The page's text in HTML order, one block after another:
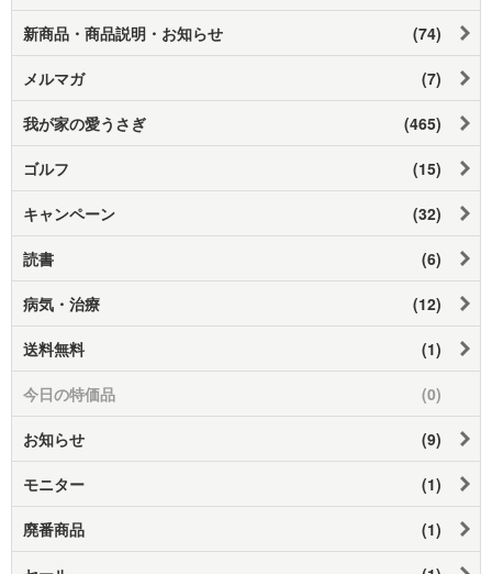
新商品・商品説明・お知らせ (74)
メルマガ (7)
我が家の愛うさぎ (465)
ゴルフ (15)
キャンペーン (32)
読書 (6)
病気・治療 (12)
送料無料 (1)
今日の特価品 (0)
お知らせ (9)
モニター (1)
廃番商品 (1)